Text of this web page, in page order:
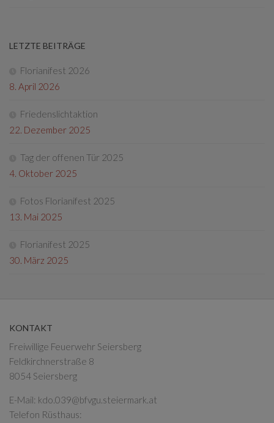
LETZTE BEITRÄGE
Florianifest 2026
8. April 2026
Friedenslichtaktion
22. Dezember 2025
Tag der offenen Tür 2025
4. Oktober 2025
Fotos Florianifest 2025
13. Mai 2025
Florianifest 2025
30. März 2025
KONTAKT
Freiwillige Feuerwehr Seiersberg
Feldkirchnerstraße 8
8054 Seiersberg
E-Mail: kdo.039@bfvgu.steiermark.at
Telefon Rüsthaus: